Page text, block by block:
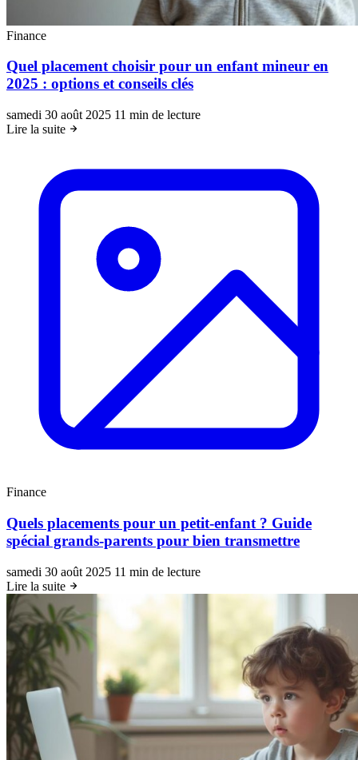
Finance
Quel placement choisir pour un enfant mineur en
2025 : options et conseils clés
samedi 30 août 2025 11 min de lecture
Lire la suite
Finance
Quels placements pour un petit-enfant ? Guide
spécial grands-parents pour bien transmettre
samedi 30 août 2025 11 min de lecture
Lire la suite